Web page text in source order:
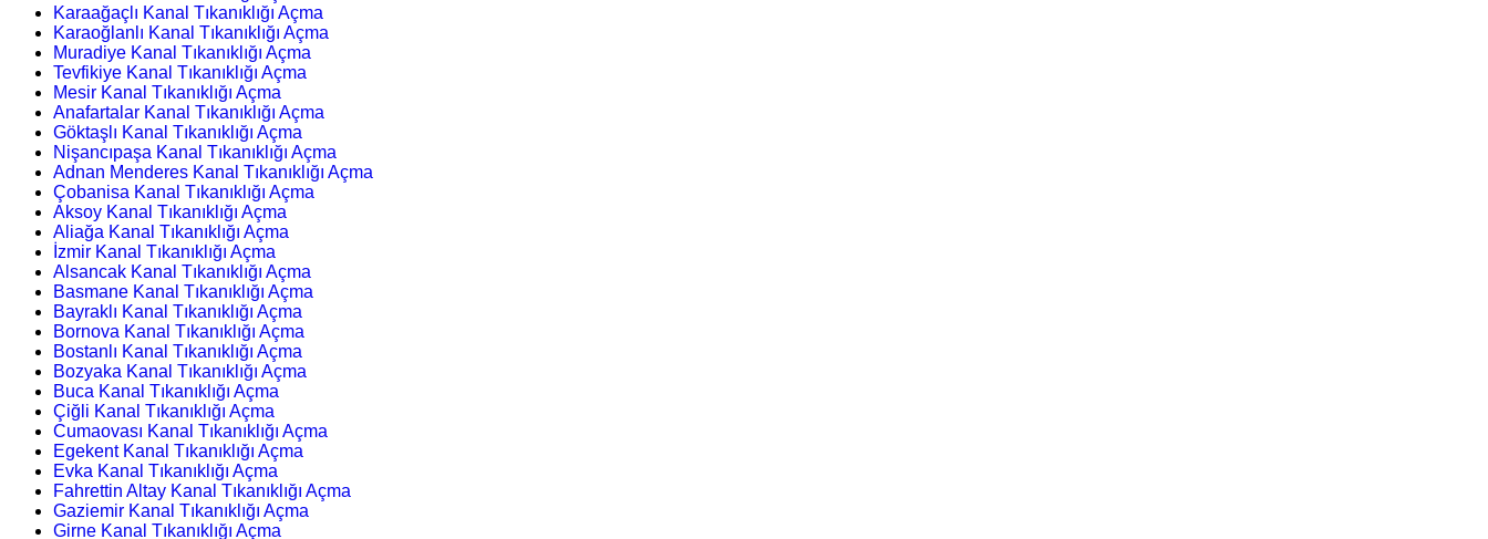
Karaağaçlı Kanal Tıkanıklığı Açma
Karaoğlanlı Kanal Tıkanıklığı Açma
Muradiye Kanal Tıkanıklığı Açma
Tevfikiye Kanal Tıkanıklığı Açma
Mesir Kanal Tıkanıklığı Açma
Anafartalar Kanal Tıkanıklığı Açma
Göktaşlı Kanal Tıkanıklığı Açma
Nişancıpaşa Kanal Tıkanıklığı Açma
Adnan Menderes Kanal Tıkanıklığı Açma
Çobanisa Kanal Tıkanıklığı Açma
Aksoy Kanal Tıkanıklığı Açma
Aliağa Kanal Tıkanıklığı Açma
İzmir Kanal Tıkanıklığı Açma
Alsancak Kanal Tıkanıklığı Açma
Basmane Kanal Tıkanıklığı Açma
Bayraklı Kanal Tıkanıklığı Açma
Bornova Kanal Tıkanıklığı Açma
Bostanlı Kanal Tıkanıklığı Açma
Bozyaka Kanal Tıkanıklığı Açma
Buca Kanal Tıkanıklığı Açma
Çiğli Kanal Tıkanıklığı Açma
Cumaovası Kanal Tıkanıklığı Açma
Egekent Kanal Tıkanıklığı Açma
Evka Kanal Tıkanıklığı Açma
Fahrettin Altay Kanal Tıkanıklığı Açma
Gaziemir Kanal Tıkanıklığı Açma
Girne Kanal Tıkanıklığı Açma